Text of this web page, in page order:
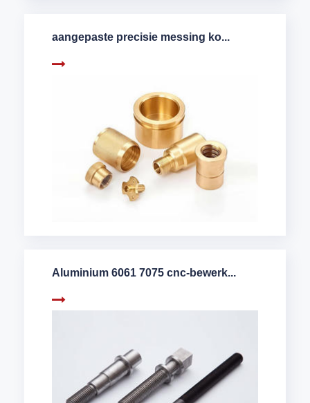
aangepaste precisie messing ko...
Aluminium 6061 7075 cnc-bewerk...